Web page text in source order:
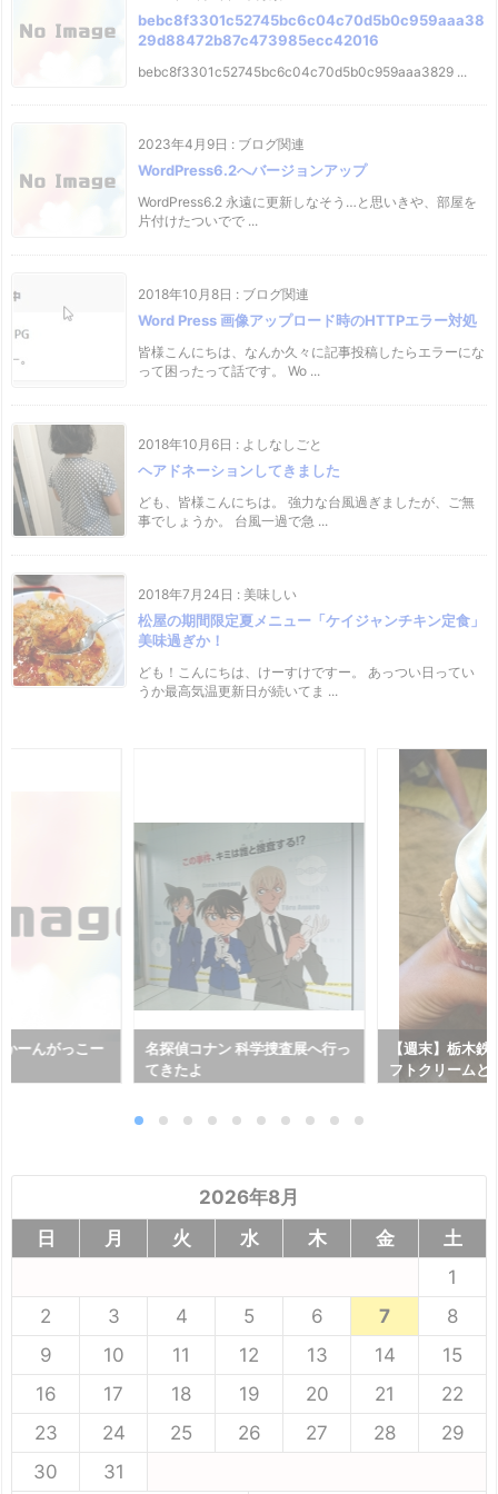
bebc8f3301c52745bc6c04c70d5b0c959aaa38
29d88472b87c473985ecc42016
bebc8f3301c52745bc6c04c70d5b0c959aaa3829 ...
2023年4月9日 : ブログ関連
WordPress6.2へバージョンアップ
WordPress6.2 永遠に更新しなそう…と思いきや、部屋を
片付けたついでで ...
2018年10月8日 : ブログ関連
Word Press 画像アップロード時のHTTPエラー対処
皆様こんにちは、なんか久々に記事投稿したらエラーにな
って困ったって話です。 Wo ...
2018年10月6日 : よしなしごと
ヘアドネーションしてきました
ども、皆様こんにちは。 強力な台風過ぎましたが、ご無
事でしょうか。 台風一過で急 ...
2018年7月24日 : 美味しい
松屋の期間限定夏メニュー「ケイジャンチキン定食」
美味過ぎか！
ども！こんにちは、けーすけですー。 あっつい日ってい
うか最高気温更新日が続いてま ...
ーんがっこー
名探偵コナン 科学捜査展へ行っ
てきたよ
【週末】栃木
フトクリームと
2026年8月
日
月 火 水 木 金
土
1
2
3 4 5 6 7
8
9
10 11 12 13 14
15
16
17 18 19 20 21
22
23
24 25 26 27 28
29
30
31